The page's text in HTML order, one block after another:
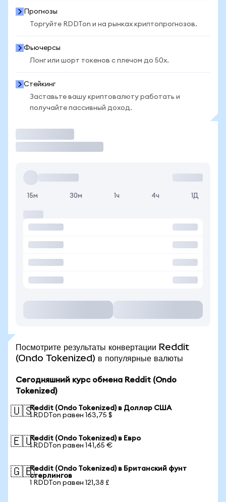
Прогнозы
Торгуйте RDDTon и на рынках криптопрогнозов.
Фьючерсы
Лонг или шорт токенов с плечом до 50x.
Стейкинг
Заставьте вашу криптовалюту работать и
получайте пассивный доход.
15м 30м 1ч 4ч 1Д
Посмотрите результаты конвертации Reddit
(Ondo Tokenized) в популярные валюты
Сегодняшний курс обмена Reddit (Ondo
Tokenized)
🇺🇸Reddit (Ondo Tokenized) в Доллар США
1 RDDTon равен 163,75 $
🇪🇺Reddit (Ondo Tokenized) в Евро
1 RDDTon равен 141,65 €
🇬🇧Reddit (Ondo Tokenized) в Британский фунт
стерлингов
1 RDDTon равен 121,38 £